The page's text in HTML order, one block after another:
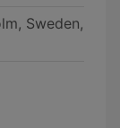
Sweden,